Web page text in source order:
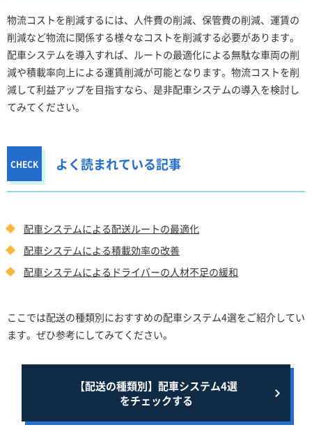
物流コストを削減するには、人件費の削減、保管費の削減、運賃の
削減など物流に関係する様々なコストを削減する必要があります。
配車システムを導入すれば、ルートの最適化による無駄な車両の削
減や積載率向上による運賃削減が可能となります。物流コストを削
減して利益アップを目指すなら、是非配車システムの導入を検討し
てみてください。
よく読まれている記事
配車システムによる配送ルートの最適化
配車システムによる積載効率の改善
配車システムによるドライバーの人材不足の緩和
ここでは配送の種類別におすすめの配車システム4選をご紹介してい
ます。ぜひ参考にしてみてください。
【配送の種類別】配車システム4選
をチェックする